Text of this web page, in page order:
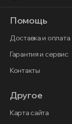
Помощь
Доставка и оплата
Гарантия и сервис
Контакты
Другое
Карта сайта